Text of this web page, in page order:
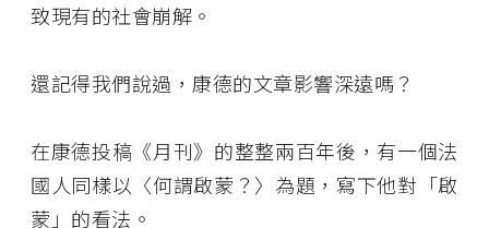
致現有的社會崩解。
還記得我們說過，康德的文章影響深遠嗎？
在康德投稿《月刊》的整整兩百年後，有一個法
國人同樣以〈何謂啟蒙？〉為題，寫下他對「啟
蒙」的看法。